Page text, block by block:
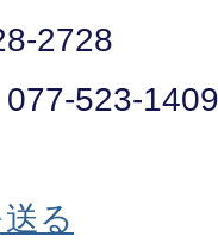
2728
523-1409
る